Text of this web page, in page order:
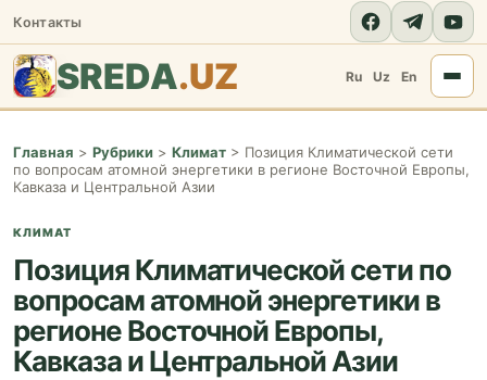
Контакты
SREDA.UZ Ru Uz En
Главная > Рубрики > Климат > Позиция Климатической сети
по вопросам атомной энергетики в регионе Восточной Европы,
Кавказа и Центральной Азии
КЛИМАТ
Позиция Климатической сети по
вопросам атомной энергетики в
регионе Восточной Европы,
Кавказа и Центральной Азии